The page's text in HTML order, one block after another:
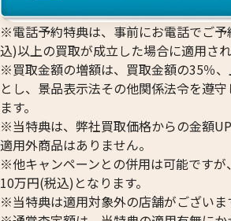
状態 A
備考 本体のみ
店舗 キッピーモール三田
駅前店
状態 A
備考
店舗
店
※電話予約特典は、事前にお電話でご
込)以上の買取が成立した場合に適用され
※買取金額の増額は、買取金額の35％
とし、景品表示法その他関係法令を遵
ます。
※当特典は、弊社買取価格からの金額UP
適用外商品はありません。
※他キャンペーンとの併用は可能ですが
10万円(税込)となります。
※当特典は適用対象外の店舗がございま